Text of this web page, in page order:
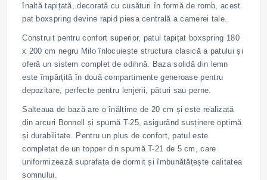
înaltă tapițată, decorată cu cusături în formă de romb, acest
pat boxspring devine rapid piesa centrală a camerei tale.
Construit pentru confort superior, patul tapițat boxspring 180
x 200 cm negru Milo înlocuiește structura clasică a patului și
oferă un sistem complet de odihnă. Baza solidă din lemn
este împărțită în două compartimente generoase pentru
depozitare, perfecte pentru lenjerii, pături sau perne.
Salteaua de bază are o înălțime de 20 cm și este realizată
din arcuri Bonnell și spumă T-25, asigurând susținere optimă
și durabilitate. Pentru un plus de confort, patul este
completat de un topper din spumă T-21 de 5 cm, care
uniformizează suprafața de dormit și îmbunătățește calitatea
somnului.